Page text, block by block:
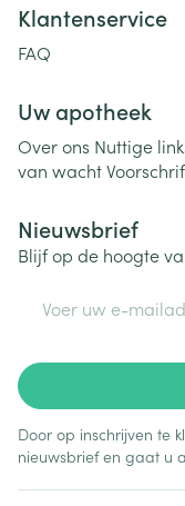
Klantenservice
FAQ
Uw apotheek
Over ons Nuttige
van wacht
Nieuwsbrief
Blijf op de hoogte
Door op inschrijven te
nieuwsbrief en gaat u